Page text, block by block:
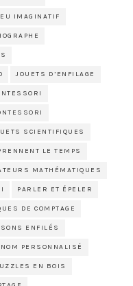
IMAGINATIF
JOUETS D’ENFILAGE
SCIENTIFIQUES
LE TEMPS
MATHÉMATIQUES
PARLER ET ÉPELER
DE COMPTAGE
ENFILÉS
PERSONNALISÉ
EN BOIS